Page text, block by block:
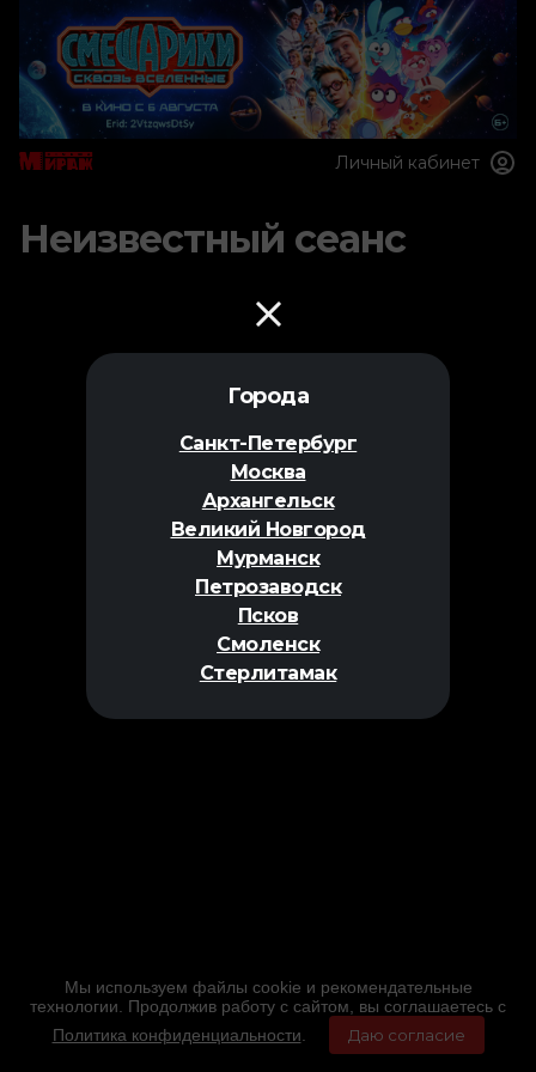
Города
Санкт-Петербург
Москва
Архангельск
Великий Новгород
Мурманск
Петрозаводск
Псков
Смоленск
Стерлитамак
Личный кабинет
Неизвестный сеанс
Мы используем файлы cookie и рекомендательные
технологии. Продолжив работу с сайтом, вы соглашаетесь с
Политика конфиденциальности
Даю согласие